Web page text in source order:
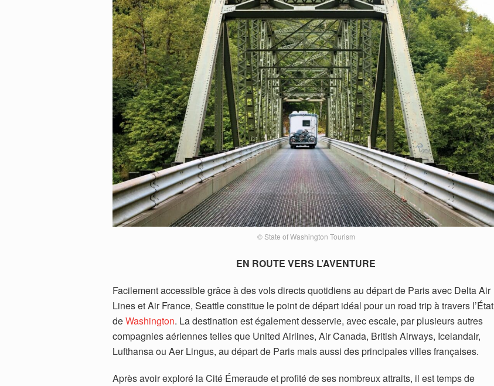
© State of Washington Tourism
EN ROUTE VERS L’AVENTURE
Facilement accessible grâce à des vols directs quotidiens au départ de Paris avec Delta Air
Lines et Air France, Seattle constitue le point de départ idéal pour un road trip à travers l’État
deWashington. La destination est également desservie, avec escale, par plusieurs autres
compagnies aériennes telles que United Airlines, Air Canada, British Airways, Icelandair,
Lufthansa ou Aer Lingus, au départ de Paris mais aussi des principales villes françaises.
Après avoir exploré la Cité Émeraude et profité de ses nombreux attraits, il est temps de